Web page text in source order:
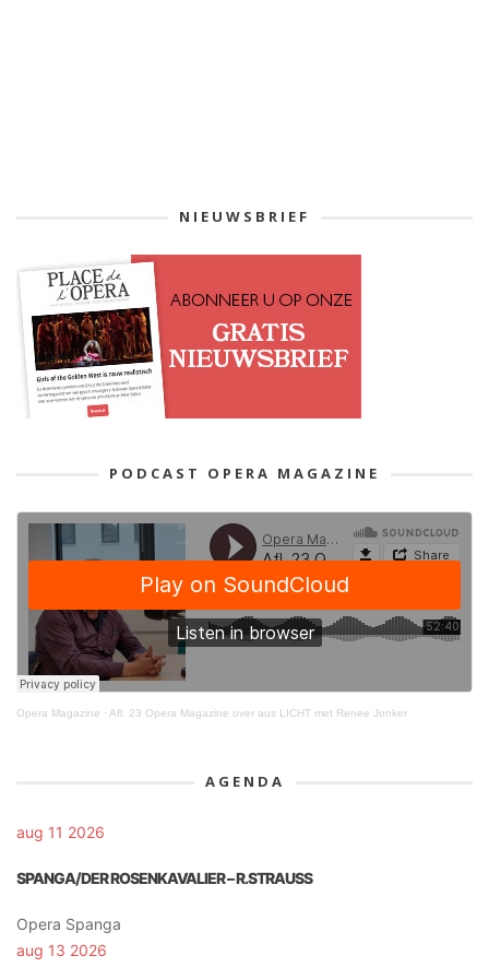
NIEUWSBRIEF
PODCAST OPERA MAGAZINE
Opera Magazine · Afl. 23 Opera Magazine over aus LICHT met Renee Jonker
AGENDA
aug 11 2026
SPANGA/DER ROSENKAVALIER – R.STRAUSS
Opera Spanga
aug 13 2026